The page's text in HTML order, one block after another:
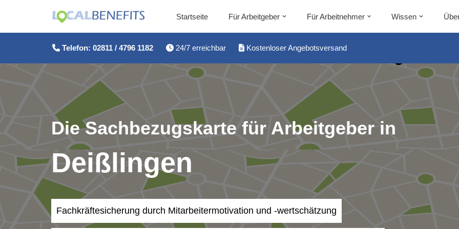
Startseite Für Arbeitgeber Für Arbeitnehmer Wissen
Telefon: 02811 / 4796 1182 24/7 erreichbar Kostenloser Angebotsversand
Die Sachbezugskarte für Arbeitgeber in
Deißlingen
Fachkräftesicherung durch Mitarbeitermotivation und -wertschätzung